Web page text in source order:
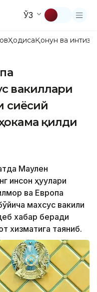
ЎЗ
ҲодисаҚонун ва
вакиллари
сиёсий
қилди
Маулен
ҳуқуқлари
ва Европа
махсус вакили
хабар беради
хизматига таяниб.